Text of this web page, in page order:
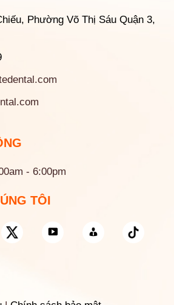
Phường Võ Thị Sáu Quận 3,
- 6:00pm
TÔI